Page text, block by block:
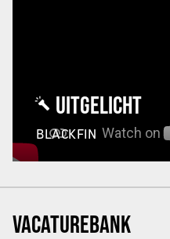
UITGELICHT
BLACKFIN
VACATUREBANK